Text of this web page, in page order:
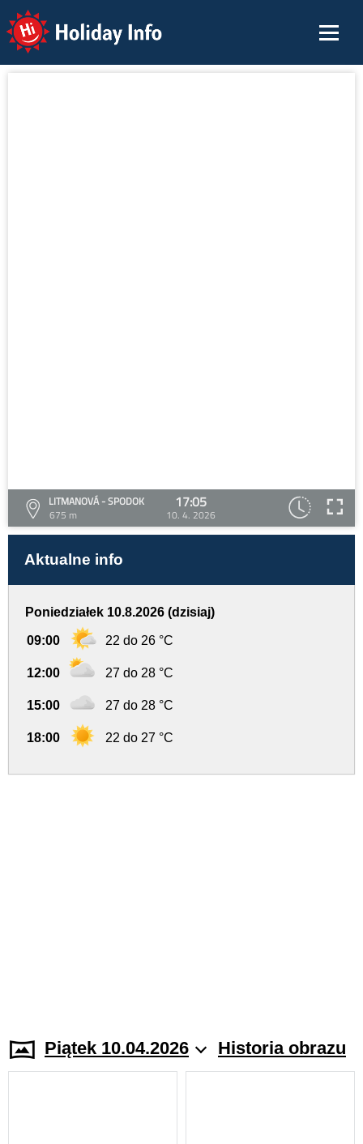
Holiday Info
LITMANOVÁ - SPODOK
675 m
17:05
10. 4. 2026
Aktualne info
Poniedziałek 10.8.2026 (dzisiaj)
09:00 22 do 26 °C
12:00 27 do 28 °C
15:00 27 do 28 °C
18:00 22 do 27 °C
Piątek 10.04.2026 Historia obrazu